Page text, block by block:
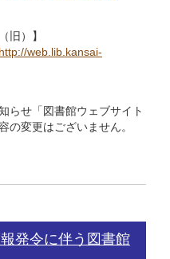
旧）】
http://web.lib.kansai-
らせ「図書館ウェブサイト
の変更はございません。
発令に伴う図書館